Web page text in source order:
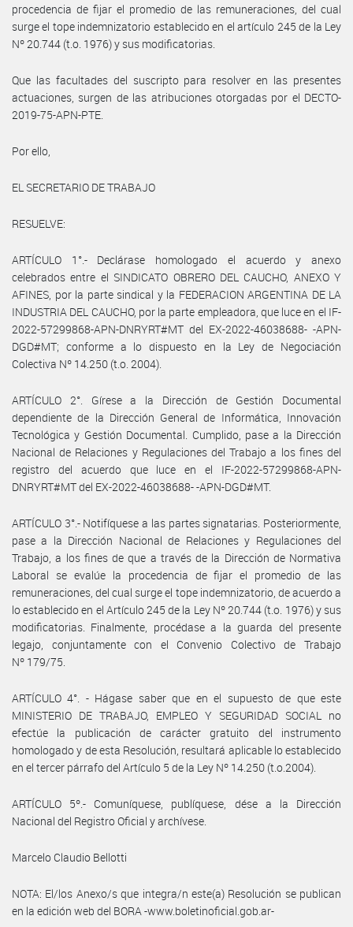
procedencia de fijar el promedio de las remuneraciones, del cual
surge el tope indemnizatorio establecido en el artículo 245 de la Ley
Nº 20.744 (t.o. 1976) y sus modificatorias.
Que las facultades del suscripto para resolver en las presentes
actuaciones, surgen de las atribuciones otorgadas por el DECTO-
2019-75-APN-PTE.
Por ello,
EL SECRETARIO DE TRABAJO
RESUELVE:
ARTÍCULO 1°.- Declárase homologado el acuerdo y anexo
celebrados entre el SINDICATO OBRERO DEL CAUCHO, ANEXO Y
AFINES, por la parte sindical y la FEDERACION ARGENTINA DE LA
INDUSTRIA DEL CAUCHO, por la parte empleadora, que luce en el IF-
2022-57299868-APN-DNRYRT#MT del EX-2022-46038688- -APN-
DGD#MT; conforme a lo dispuesto en la Ley de Negociación
Colectiva Nº 14.250 (t.o. 2004).
ARTÍCULO 2°. Gírese a la Dirección de Gestión Documental
dependiente de la Dirección General de Informática, Innovación
Tecnológica y Gestión Documental. Cumplido, pase a la Dirección
Nacional de Relaciones y Regulaciones del Trabajo a los fines del
registro del acuerdo que luce en el IF-2022-57299868-APN-
DNRYRT#MT del EX-2022-46038688- -APN-DGD#MT.
ARTÍCULO 3°.- Notifíquese a las partes signatarias. Posteriormente,
pase a la Dirección Nacional de Relaciones y Regulaciones del
Trabajo, a los fines de que a través de la Dirección de Normativa
Laboral se evalúe la procedencia de fijar el promedio de las
remuneraciones, del cual surge el tope indemnizatorio, de acuerdo a
lo establecido en el Artículo 245 de la Ley Nº 20.744 (t.o. 1976) y sus
modificatorias. Finalmente, procédase a la guarda del presente
legajo, conjuntamente con el Convenio Colectivo de Trabajo
Nº 179/75.
ARTÍCULO 4°. - Hágase saber que en el supuesto de que este
MINISTERIO DE TRABAJO, EMPLEO Y SEGURIDAD SOCIAL no
efectúe la publicación de carácter gratuito del instrumento
homologado y de esta Resolución, resultará aplicable lo establecido
en el tercer párrafo del Artículo 5 de la Ley Nº 14.250 (t.o.2004).
ARTÍCULO 5º.- Comuníquese, publíquese, dése a la Dirección
Nacional del Registro Oficial y archívese.
Marcelo Claudio Bellotti
NOTA: El/los Anexo/s que integra/n este(a) Resolución se publican
en la edición web del BORA -www.boletinoficial.gob.ar-